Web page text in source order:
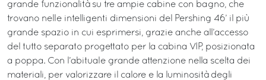
grande funzionalità su tre ampie cabine con bagno, che
trovano nelle intelligenti dimensioni del Pershing 46’ il più
grande spazio in cui esprimersi, grazie anche all’accesso
del tutto separato progettato per la cabina VIP, posizionata
a poppa. Con l’abituale grande attenzione nella scelta dei
materiali, per valorizzare il calore e la luminosità degli